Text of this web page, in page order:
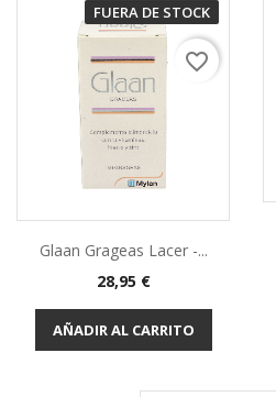
Glaan Grageas Lacer -...
28,95 €
AÑADIR AL CARRITO
FUERA DE STOCK
favorite_border